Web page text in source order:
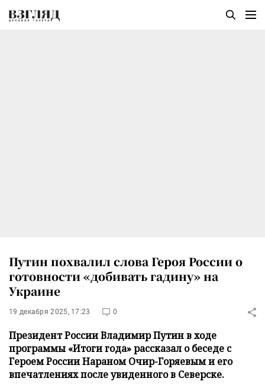
Путин похвалил слова Героя России о
готовности «добивать гадину» на
Украине
19 декабря 2025, 17:23 0
Президент России Владимир Путин в ходе
программы «Итоги года» рассказал о беседе с
Героем России Нараном Очир-Горяевым и его
впечатлениях после увиденного в Северске.